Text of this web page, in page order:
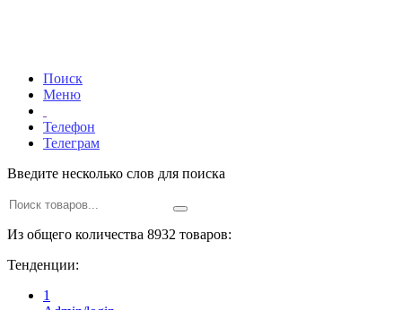
Поиск
Меню
Телефон
Телеграм
Введите несколько слов для поиска
Из общего количества 8932 товаров:
Тенденции:
1